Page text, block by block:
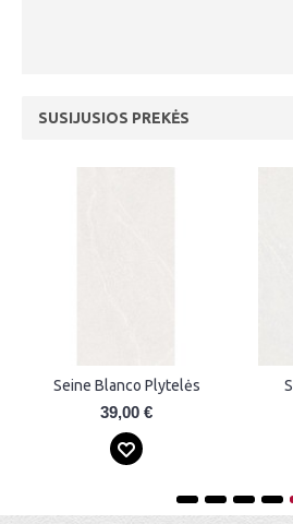
SUSIJUSIOS PREKĖS
Seine Dayde-R Blanco Plytelės
57,00 €